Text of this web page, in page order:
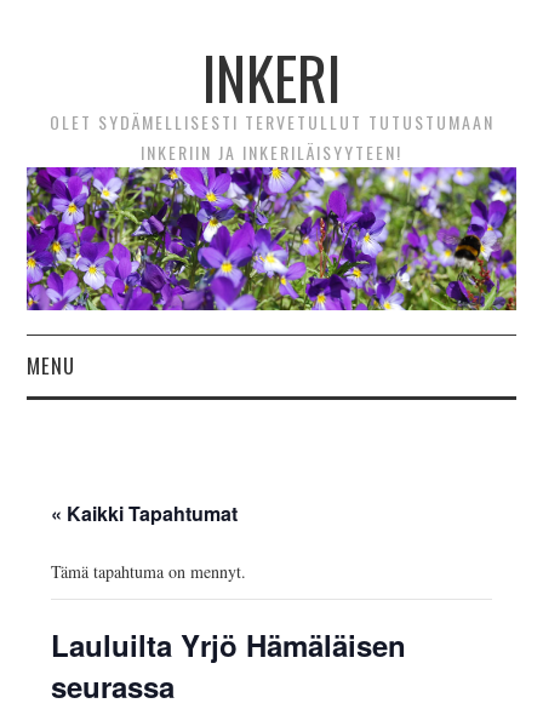
INKERI
OLET SYDÄMELLISESTI TERVETULLUT TUTUSTUMAAN
INKERIIN JA INKERILÄISYYTEEN!
MENU
INKERIN HISTORIA JA
« Kaikki Tapahtumat
Tämä tapahtuma on mennyt.
Lauluilta Yrjö Hämäläisen
seurassa